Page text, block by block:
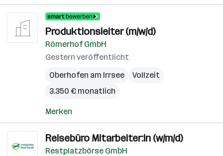
Produktionsleiter (m/w/d)
Römerhof GmbH
Gestern veröffentlicht
Oberhofen am Irrsee
Vollzeit
3.350 € monatlich
Merken
Reisebüro Mitarbeiter:in (w/m/d)
Restplatzbörse GmbH